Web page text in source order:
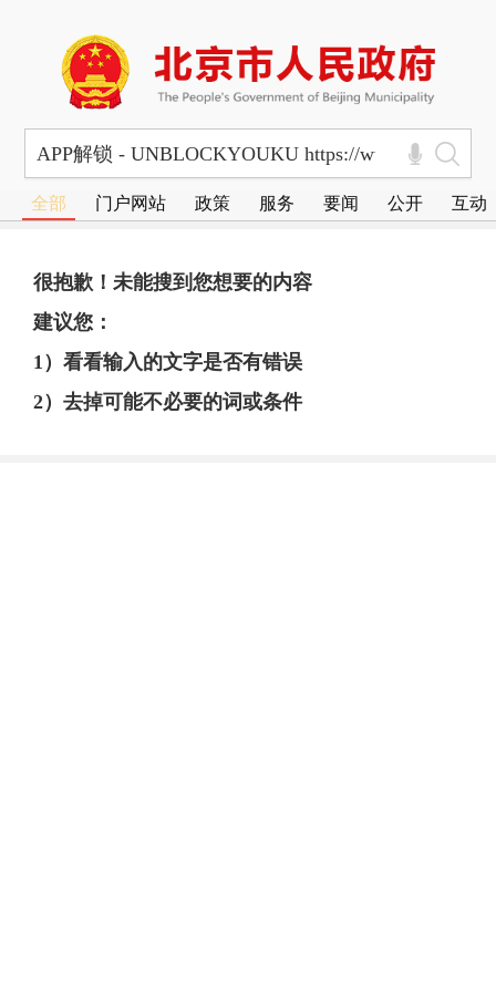
全部 门户网站 政策 服务 要闻 公开 互动
很抱歉！未能搜到您想要的内容
建议您：
1）看看输入的文字是否有错误
2）去掉可能不必要的词或条件